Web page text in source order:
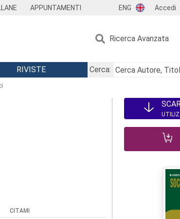
APPUNTAMENTI ENG Accedi
Ricerca Avanzata
RIVISTE
Cerca:
CITAMI